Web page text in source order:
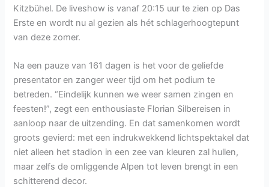
Kitzbühel. De liveshow is vanaf 20:15 uur te zien op Das
Erste en wordt nu al gezien als hét schlagerhoogtepunt
van deze zomer.
Na een pauze van 161 dagen is het voor de geliefde
presentator en zanger weer tijd om het podium te
betreden. “Eindelijk kunnen we weer samen zingen en
feesten!”, zegt een enthousiaste Florian Silbereisen in
aanloop naar de uitzending. En dat samenkomen wordt
groots gevierd: met een indrukwekkend lichtspektakel dat
niet alleen het stadion in een zee van kleuren zal hullen,
maar zelfs de omliggende Alpen tot leven brengt in een
schitterend decor.